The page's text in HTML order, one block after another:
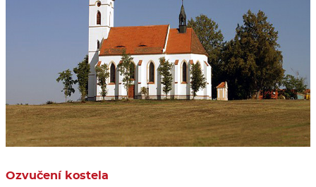
Ozvučení kostela